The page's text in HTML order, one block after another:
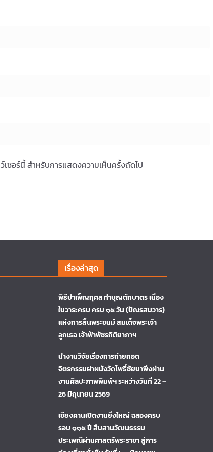
เซอร์นี้ สำหรับการแสดงความเห็นครั้งถัดไป
เรื่องล่าสุด
พิธีบำเพ็ญกุศล ทำบุญตักบาตร เนื่อง
ในวาระครบ ครบ ๑๕ วัน (ปัณรสมวาร)
แห่งการสิ้นพระชนม์ สมเด็จพระเจ้า
ลูกเธอ เจ้าฟ้าพัชรกิติยาภาฯ
นำงานวิจัยเรื่องการถ่ายทอด
จิตรกรรมฝาผนังวัดโพธิ์ชัยนาพึงผ่าน
งานศิลปะภาพพิมพ์ฯ ระหว่างวันที่ 22 –
26 มิถุนายน 2569
เชียงคานเปิดงานยิ่งใหญ่ ฉลองครบ
รอบ ๑๑๕ ปี สืบสานวัฒนธรรม
ประเพณีผ่านศาสตร์พระราชา สู่การ